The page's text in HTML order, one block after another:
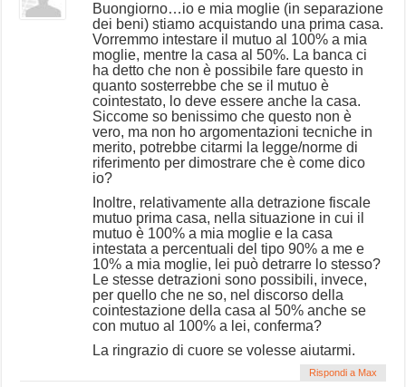
Buongiorno…io e mia moglie (in separazione
dei beni) stiamo acquistando una prima casa.
Vorremmo intestare il mutuo al 100% a mia
moglie, mentre la casa al 50%. La banca ci
ha detto che non è possibile fare questo in
quanto sosterrebbe che se il mutuo è
cointestato, lo deve essere anche la casa.
Siccome so benissimo che questo non è
vero, ma non ho argomentazioni tecniche in
merito, potrebbe citarmi la legge/norme di
riferimento per dimostrare che è come dico
io?
Inoltre, relativamente alla detrazione fiscale
mutuo prima casa, nella situazione in cui il
mutuo è 100% a mia moglie e la casa
intestata a percentuali del tipo 90% a me e
10% a mia moglie, lei può detrarre lo stesso?
Le stesse detrazioni sono possibili, invece,
per quello che ne so, nel discorso della
cointestazione della casa al 50% anche se
con mutuo al 100% a lei, conferma?
La ringrazio di cuore se volesse aiutarmi.
Rispondi a Max